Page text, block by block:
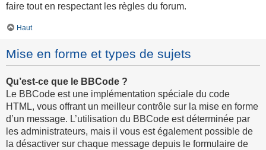
faire tout en respectant les règles du forum.
Haut
Mise en forme et types de sujets
Qu’est-ce que le BBCode ?
Le BBCode est une implémentation spéciale du code
HTML, vous offrant un meilleur contrôle sur la mise en forme
d’un message. L’utilisation du BBCode est déterminée par
les administrateurs, mais il vous est également possible de
la désactiver sur chaque message depuis le formulaire de